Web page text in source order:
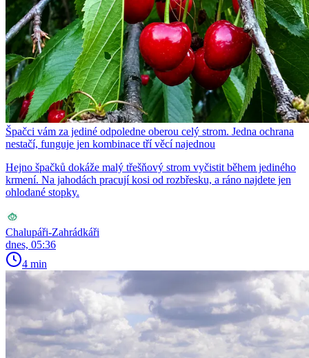
Špačci vám za jediné odpoledne oberou celý strom. Jedna ochrana
nestačí, funguje jen kombinace tří věcí najednou
Hejno špačků dokáže malý třešňový strom vyčistit během jediného
krmení. Na jahodách pracují kosi od rozbřesku, a ráno najdete jen
ohlodané stopky.
Chalupáři-Zahrádkáři
dnes, 05:36
4 min